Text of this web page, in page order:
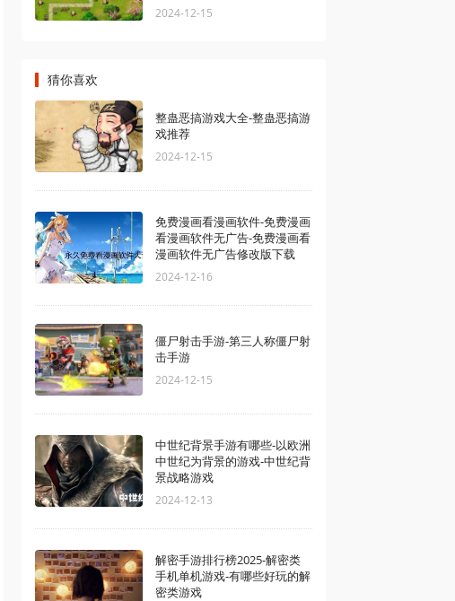
2024-12-15
猜你喜欢
整蛊恶搞游戏大全-整蛊恶搞游
戏推荐
2024-12-15
免费漫画看漫画软件-免费漫画
看漫画软件无广告-免费漫画看
漫画软件无广告修改版下载
2024-12-16
僵尸射击手游-第三人称僵尸射
击手游
2024-12-15
中世纪背景手游有哪些-以欧洲
中世纪为背景的游戏-中世纪背
景战略游戏
2024-12-13
解密手游排行榜2025-解密类
手机单机游戏-有哪些好玩的解
密类游戏